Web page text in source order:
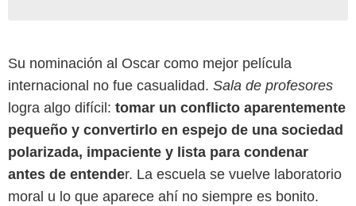
Su nominación al Oscar como mejor película
internacional no fue casualidad. Sala de profesores
logra algo difícil: tomar un conflicto aparentemente
pequeño y convertirlo en espejo de una sociedad
polarizada, impaciente y lista para condenar
antes de entender. La escuela se vuelve laboratorio
moral u lo que aparece ahí no siempre es bonito.